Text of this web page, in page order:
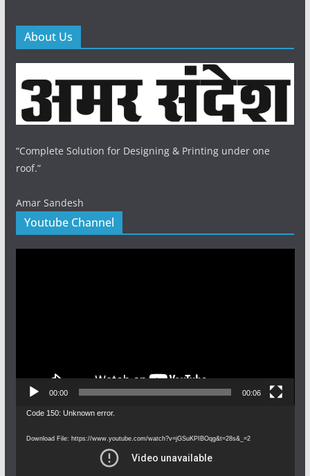
About Us
“Complete Solution for Designing & Printing under one
roof.”
Amar Sandesh
Youtube Channel
00:00 00:06
Video
Code 150: Unknown error.
Download File: https://www.youtube.com/watch?v=jGSuKPIBOqg&t=28s&_=2